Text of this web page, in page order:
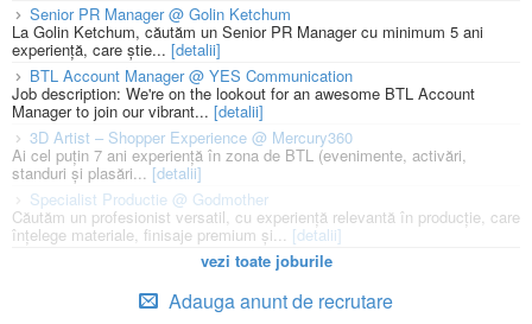
Senior PR Manager @ Golin Ketchum
La Golin Ketchum, căutăm un Senior PR Manager cu minimum 5 ani
experiență, care știe... [detalii]
BTL Account Manager @ YES Communication
Job description: We're on the lookout for an awesome BTL Account
Manager to join our vibrant... [detalii]
3D Artist – Shopper Experience @ Mercury360
Ai cel puțin 7 ani experiență în zona de BTL (evenimente, activări,
standuri și plasări...[detalii]
Specialist Productie @ Godmother
Căutăm un profesionist versatil, cu experiență relevantă în producție, care
înțelege materiale, finisaje premium și... [detalii]
vezi toate joburile
Adauga anunt de recrutare